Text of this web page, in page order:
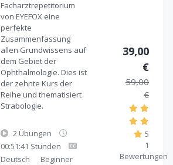
Facharztrepetitorium
von EYEFOX eine
perfekte
Zusammenfassung
allen Grundwissens auf
dem Gebiet der
Ophthalmologie. Dies ist
der zehnte Kurs der
Reihe und thematisiert
Strabologie.
2 Übungen
00:51:41 Stunden
Deutsch
Beginner
39,00
€
59,00
€
5
1
Bewertungen